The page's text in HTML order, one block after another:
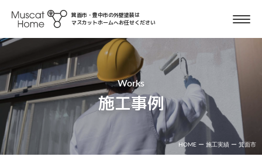
箕面市・豊中市の外壁塗装は
マスカットホームへお任せください
Works
施工事例
HOME ー 施工実績 ー 箕面市